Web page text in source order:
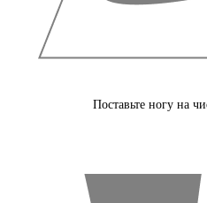
Поставьте ногу на